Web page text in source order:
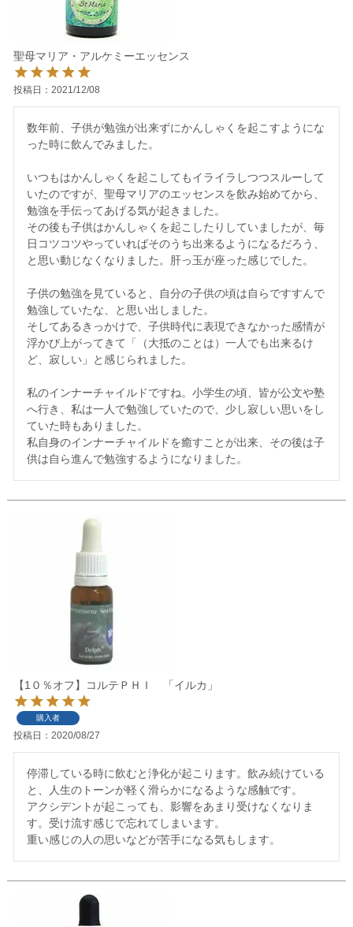
聖母マリア・アルケミーエッセンス
投稿日 2021/12/08
数年前、子供が勉強が出来ずにかんしゃくを起こすようにな
った時に飲んでみました。
いつもはかんしゃくを起こしてもイライラしつつスルーして
いたのですが、聖母マリアのエッセンスを飲み始めてから、
勉強を手伝ってあげる気が起きました。
その後も子供はかんしゃくを起こしたりしていましたが、毎
日コツコツやっていればそのうち出来るようになるだろう、
と思い動じなくなりました。肝っ玉が座った感じでした。
子供の勉強を見ていると、自分の子供の頃は自らですすんで
勉強していたな、と思い出しました。
そしてあるきっかけで、子供時代に表現できなかった感情が
浮かび上がってきて「（大抵のことは）一人でも出来るけ
ど、寂しい」と感じられました。
私のインナーチャイルドですね。小学生の頃、皆が公文や塾
へ行き、私は一人で勉強していたので、少し寂しい思いをし
ていた時もありました。
私自身のインナーチャイルドを癒すことが出来、その後は子
供は自ら進んで勉強するようになりました。
【1０％オフ】コルテＰＨＩ 「イルカ」
購入者
投稿日 2020/08/27
停滞している時に飲むと浄化が起こります。飲み続けている
と、人生のトーンが軽く滑らかになるような感触です。
アクシデントが起こっても、影響をあまり受けなくなりま
す。受け流す感じで忘れてしまいます。
重い感じの人の思いなどが苦手になる気もします。